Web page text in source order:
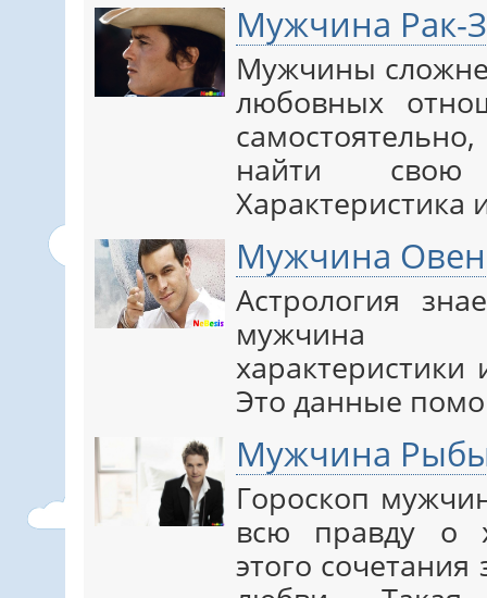
Мужчина Рак-
Мужчины
любовных
найти свою
Характеристика
Мужчина
Астрология
мужчина
Это данные
Мужчина
Гороскоп
всю правду о
этого